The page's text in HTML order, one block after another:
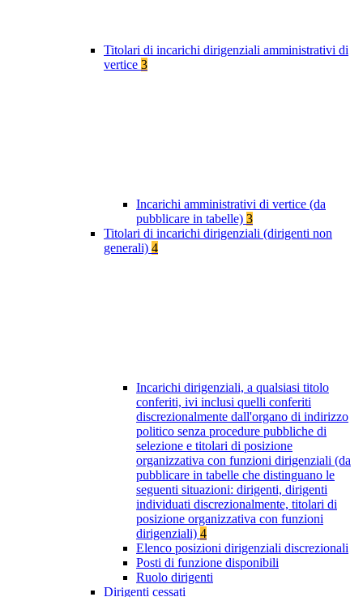
Titolari di incarichi dirigenziali amministrativi di
vertice 3
Incarichi amministrativi di vertice (da
pubblicare in tabelle) 3
Titolari di incarichi dirigenziali (dirigenti non
generali) 4
Incarichi dirigenziali, a qualsiasi titolo
conferiti, ivi inclusi quelli conferiti
discrezionalmente dall'organo di indirizzo
politico senza procedure pubbliche di
selezione e titolari di posizione
organizzativa con funzioni dirigenziali (da
pubblicare in tabelle che distinguano le
seguenti situazioni: dirigenti, dirigenti
individuati discrezionalmente, titolari di
posizione organizzativa con funzioni
dirigenziali) 4
Elenco posizioni dirigenziali discrezionali
Posti di funzione disponibili
Ruolo dirigenti
Dirigenti cessati